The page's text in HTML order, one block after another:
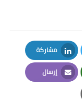
مشاركة
LinkedIn
إرسال
Email